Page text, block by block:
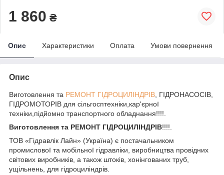
1 860 ₴
Опис Характеристики Оплата Умови повернення
Опис
Виготовлення та РЕМОНТ ГІДРОЦИЛІНДРІВ , ГІДРОНАСОСІВ,
ГІДРОМОТОРІВ для сільгосптехніки,кар'єрної
техніки,підйомно транспортного обладнання!!!!.
Виготовлення та РЕМОНТ ГІДРОЦИЛІНДРІВ!!!!.
ТОВ «Гідравлік Лайн» (Україна) є постачальником
промислової та мобільної гідравліки, виробництва провідних
світових виробників, а також штоків, хонінгованих труб,
ущільнень, для гідроциліндрів.